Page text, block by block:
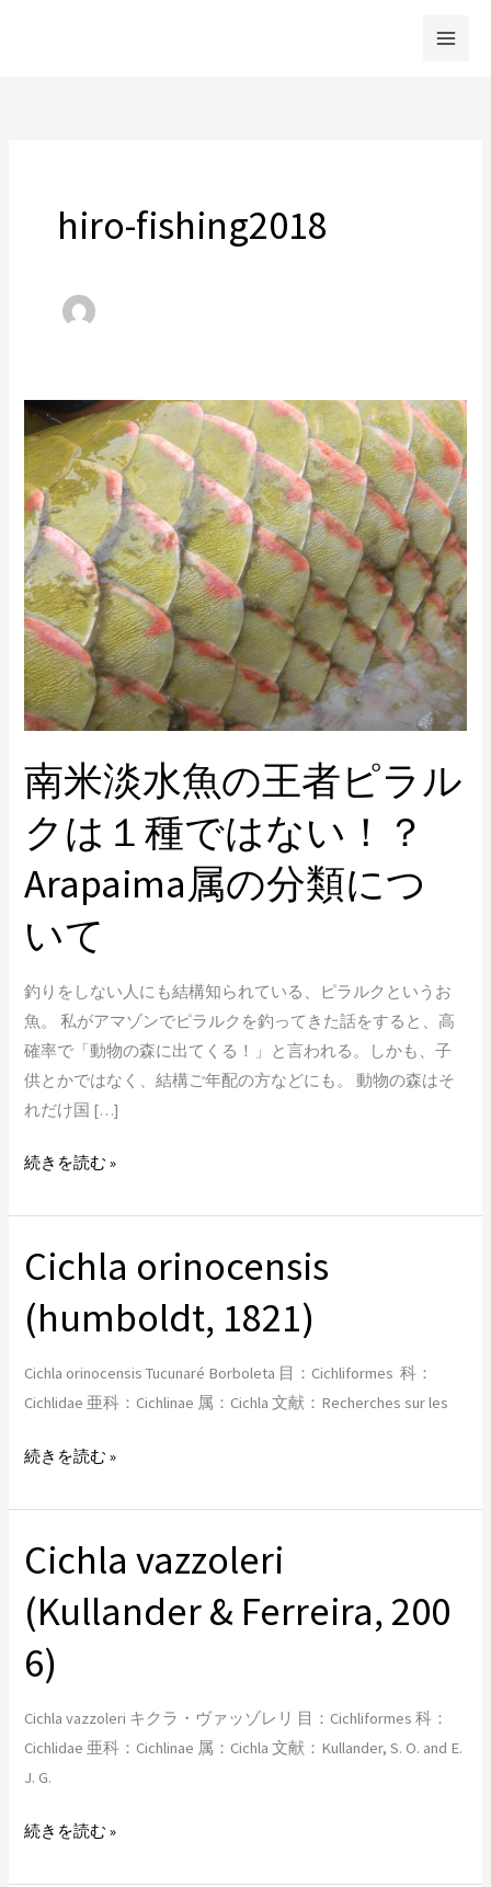
hiro-fishing2018
南米淡水魚の王者ピラル
クは１種ではない！？
Arapaima属の分類につ
いて
釣りをしない人にも結構知られている、ピラルクというお
魚。 私がアマゾンでピラルクを釣ってきた話をすると、高
確率で「動物の森に出てくる！」と言われる。しかも、子
供とかではなく、結構ご年配の方などにも。 動物の森はそ
れだけ国 […]
南
米
淡
水
魚
の
王
者
ピ
ラ
ル
は
１
種
で
は
い！？
属
の
分
類
に
つ
て
続きを読む »
Cichla orinocensis
(humboldt, 1821)
Cichla orinocensis Tucunaré Borboleta 目：Cichliformes 科：
Cichlidae 亜科：Cichlinae 属：Cichla 文献：Recherches sur les
Cichla
orinocensis
(humboldt,
1821)
続きを読む »
Cichla vazzoleri
(Kullander & Ferreira, 200
6)
Cichla vazzoleri キクラ・ヴァッゾレリ 目：Cichliformes 科：
Cichlidae 亜科：Cichlinae 属：Cichla 文献：Kullander, S. O. and E.
J. G.
Cichla
vazzoleri
(Kullander & Ferreira, 2006)
続きを読む »